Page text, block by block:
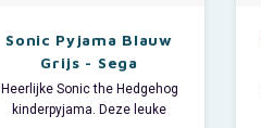
Sonic Pyjama Blauw
Grijs - Sega
Heerlijke Sonic the Hedgehog
kinderpyjama. Deze leuke